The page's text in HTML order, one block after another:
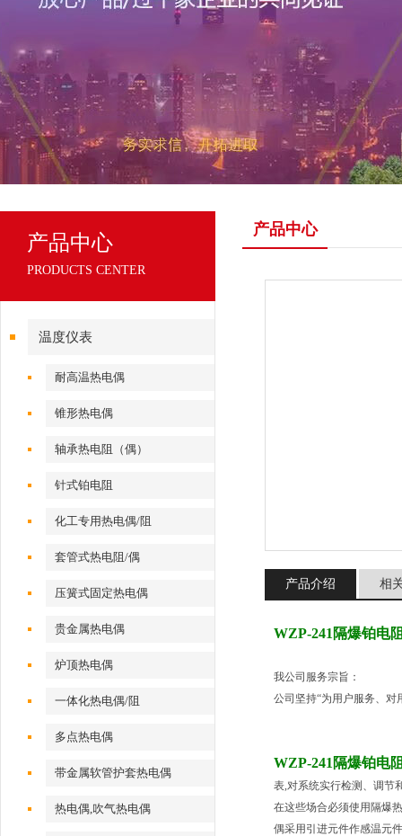
产品中心
PRODUCTS CENTER
温度仪表
耐高温热电偶
锥形热电偶
轴承热电阻（偶）
针式铂电阻
化工专用热电偶/阻
套管式热电阻/偶
压簧式固定热电偶
贵金属热电偶
炉顶热电偶
一体化热电偶/阻
多点热电偶
带金属软管护套热电偶
热电偶,吹气热电偶
产品中心
产品介绍 相
WZP-241隔爆铂电
我公司服务宗旨：
公司坚持“为用户服务、对
WZP-241隔爆铂电
表,对系统实行检测、调节
在这些场合必须使用隔爆
偶采用引进元件作感温元